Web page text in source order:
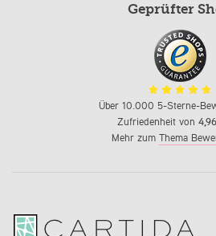
Geprüfter
Über 10.000 5-Sterne-
Zufriedenheit von 4,96
Mehr zum Thema